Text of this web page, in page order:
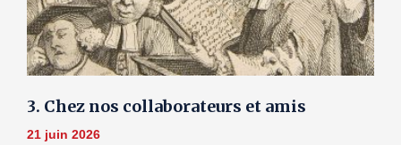
3. Chez nos collaborateurs et amis
21 juin 2026